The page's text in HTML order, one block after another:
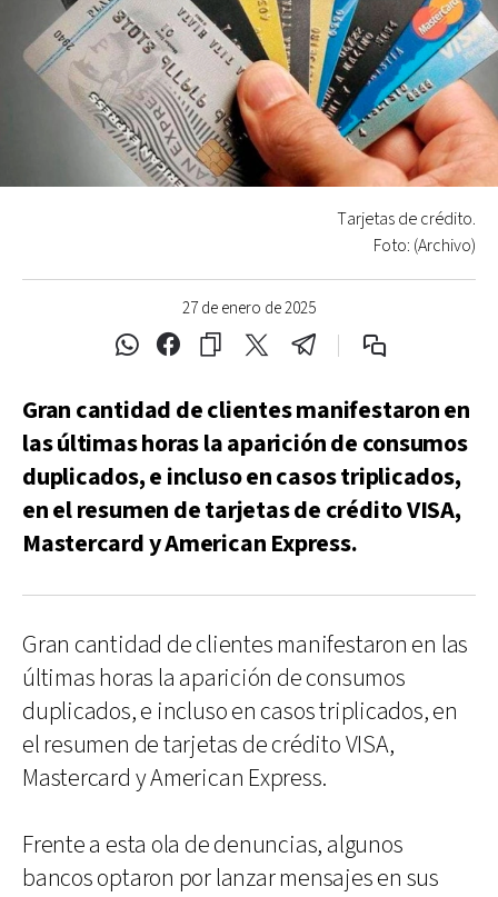
27 de enero de 2025
Tarjetas de crédito.
Foto: (Archivo)
Gran cantidad de clientes manifestaron en
las últimas horas la aparición de consumos
duplicados, e incluso en casos triplicados,
en el resumen de tarjetas de crédito VISA,
Mastercard y American Express.
Gran cantidad de clientes manifestaron en las
últimas horas la aparición de consumos
duplicados, e incluso en casos triplicados, en
el resumen de tarjetas de crédito VISA,
Mastercard y American Express.
Frente a esta ola de denuncias, algunos
bancos optaron por lanzar mensajes en sus